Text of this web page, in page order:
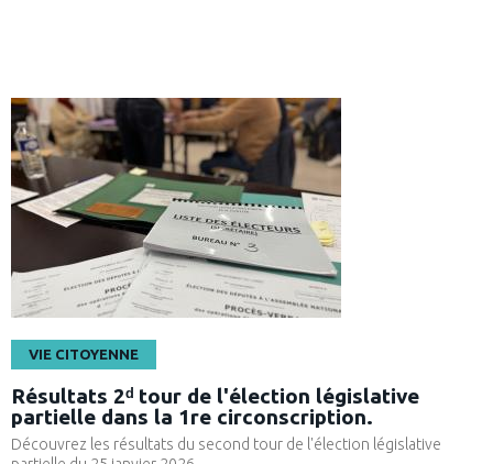
VIE CITOYENNE
Résultats 2ᵈ tour de l'élection législative
partielle dans la 1re circonscription.
Découvrez les résultats du second tour de l'élection législative